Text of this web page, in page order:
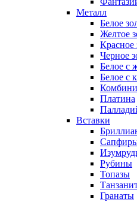
Металл
Белое
Желтое
Красное
Черное
Белое с
Белое с
Платина
Вставки
Рубины
Топазы
Гранаты